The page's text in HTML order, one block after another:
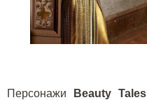
Персонажи Beauty Tales